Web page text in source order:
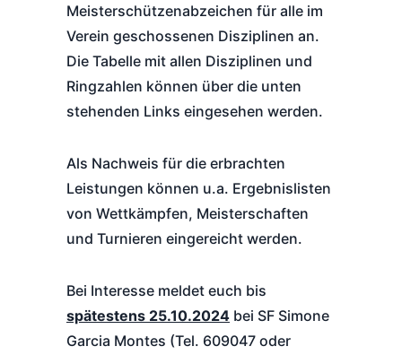
Meisterschützenabzeichen für alle im
Verein geschossenen Disziplinen an.
Die Tabelle mit allen Disziplinen und
Ringzahlen können über die unten
stehenden Links eingesehen werden.
Als Nachweis für die erbrachten
Leistungen können u.a. Ergebnislisten
von Wettkämpfen, Meisterschaften
und Turnieren eingereicht werden.
Bei Interesse meldet euch bis
spätestens 25.10.2024 bei SF Simone
Garcia Montes (Tel. 609047 oder